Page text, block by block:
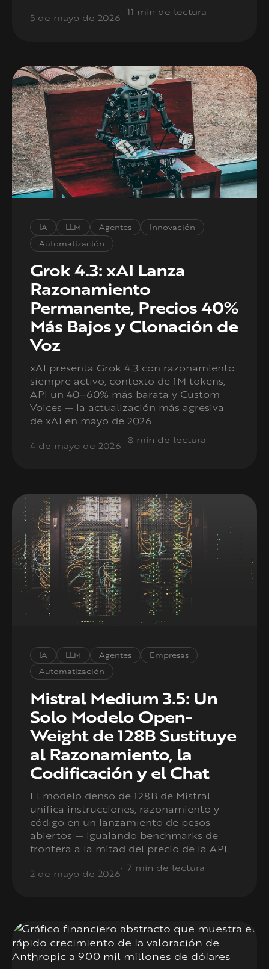
5 de mayo de 2026
11 min de lectura
IA LLM Agentes
Innovación
Automatización
Grok 4.3: xAI Lanza
Razonamiento
Permanente, Precios 40%
Más Bajos y Clonación de
Voz
xAI presenta Grok 4.3 con razonamiento
siempre activo, contexto de 1M tokens,
API un 40–60% más barata y Custom
Voices — la actualización más agresiva
de xAI en mayo de 2026.
4 de mayo de 2026
8 min de lectura
IA LLM Agentes
Empresas
Automatización
Mistral Medium 3.5: Un
Solo Modelo Open-
Weight de 128B Sustituye
al Razonamiento, la
Codificación y el Chat
El modelo denso de 128B de Mistral
unifica instrucciones, razonamiento y
código en un lanzamiento de pesos
abiertos — igualando benchmarks de
frontera a la mitad del precio de la API.
2 de mayo de 2026
7 min de lectura